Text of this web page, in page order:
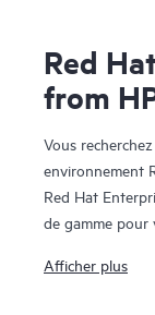
Red
from
Vous
environnement
Red Hat
de gamme
à une expertise
Afficher plus